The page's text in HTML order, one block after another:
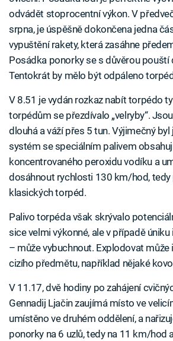
odvádět stoprocentní výkon. V
srpna, je úspěšně dokončena jedna
vypuštění rakety, která zasáhne
Posádka ponorky se s důvěrou pouští
Tentokrát by mělo být odpáleno
V 8.51 je vydán rozkaz nabít torpédo
torpédům se přezdívalo „velryby“.
dlouhá a váží přes 5 tun. Výjimečný
systém se speciálním palivem
koncentrovaného peroxidu vodíku a
dosáhnout rychlosti 130 km/hod, tedy
klasických torpéd.
Palivo torpéda však skrývalo
sice velmi výkonné, ale v případě
– může vybuchnout. Explodovat
cizího předmětu, například nějaké
V 11.17, dvě hodiny po zahájení
Gennadij Ljačin zaujímá místo ve
umístěno ve druhém oddělení, a
ponorky na 6 uzlů, tedy na 11 km/hod